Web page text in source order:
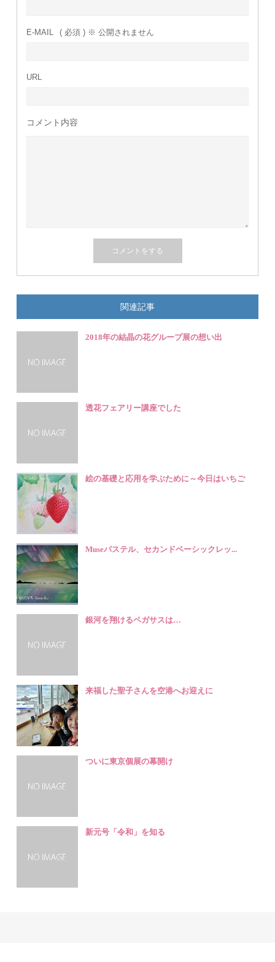
E-MAIL ( 必須 ) ※ 公開されません
URL
コメント内容
関連記事
2018年の結晶の花グループ展の想い出
透花フェアリー講座でした
絵の基礎と応用を学ぶために～今日はいちご
Museパステル、セカンドベーシックレッ...
銀河を翔けるペガサスは…
来福した聖子さんを空港へお迎えに
ついに東京個展の幕開け
新元号「令和」を知る